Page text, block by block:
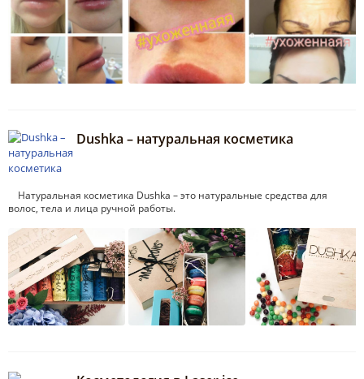
Dushka – натуральная косметика
Натуральная косметика Dushka – это натуральные средства для
волос, тела и лица ручной работы.